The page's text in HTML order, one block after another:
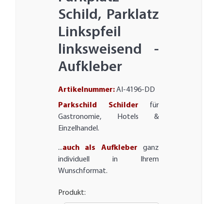
Schild, Parklatz
Linkspfeil
linksweisend -
Aufkleber
Artikelnummer:AI-4196-DD
Parkschild Schilder für
Gastronomie, Hotels &
Einzelhandel.
...auch als Aufkleber ganz
individuell in Ihrem
Wunschformat.
Produkt: